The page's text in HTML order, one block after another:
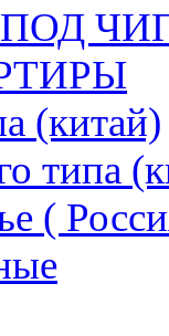
(китай)
типа
(